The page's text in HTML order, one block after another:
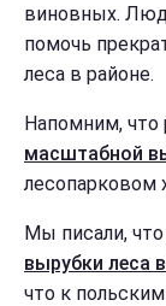
виновных.
помочь
леса в районе.
Напомним, что
масштабной
лесопарковом
Мы писали, что
вырубки леса
что к